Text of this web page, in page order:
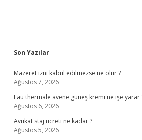
Sidebar
Son Yazılar
Mazeret izni kabul edilmezse ne olur ?
Ağustos 7, 2026
Eau thermale avene güneş kremi ne işe yarar
Ağustos 6, 2026
Avukat staj ücreti ne kadar ?
Ağustos 5, 2026